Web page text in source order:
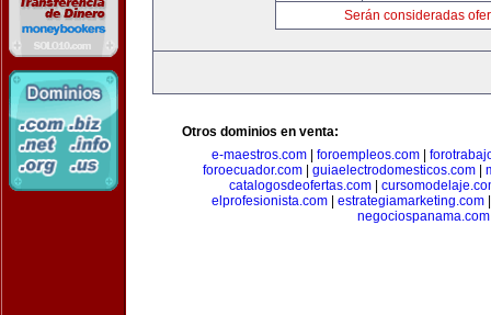
Serán consideradas
Otros dominios en venta:
e-maestros.com
foroempleos.com
foroecuador.com| guiaelectrodomesticos.com|
catalogosdeofertas.com|
elprofesionista.com
estrategiamarketing.com
negociospanama.com